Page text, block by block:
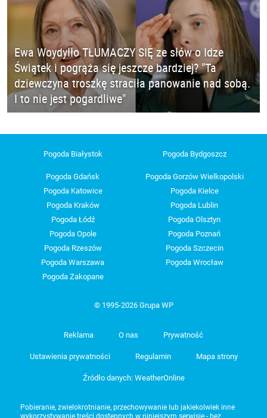
Ewa Woydyłło TŁUMACZY SIĘ ze słów o Idze
Świątek i pogrąża się jeszcze bardziej? "Ta
dziewczyna troszkę straciła panowanie nad sobą.
I to nie jest pogardliwe"
Pogoda Białystok Pogoda Bydgoszcz
Pogoda Gdańsk
Pogoda Gorzów Wielkopolski
Pogoda Katowice
Pogoda Kielce
Pogoda Kraków
Pogoda Lublin
Pogoda Łódź
Pogoda Olsztyn
Pogoda Opole
Pogoda Poznań
Pogoda Rzeszów
Pogoda Szczecin
Pogoda Warszawa
Pogoda Wrocław
Pogoda Zakopane
© 1995-2026 Grupa WP
Reklama O nas Prywatność
Ustawienia prywatności Regulamin Mapa strony
Źródło danych: WeatherOnline
Pobieranie, zwielokrotnianie, przechowywanie lub jakiekolwiek inne
wykorzystywanie treści dostępnych w niniejszym serwisie - bez